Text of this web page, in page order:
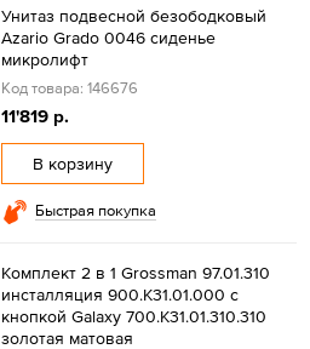
Унитаз подвесной безободковый
Azario Grado 0046 сиденье
микролифт
Код товара: 146676
11'819 р.
В корзину
Быстрая покупка
Комплект 2 в 1 Grossman 97.01.310
инсталляция 900.K31.01.000 с
кнопкой Galaxy 700.K31.01.310.310
золотая матовая